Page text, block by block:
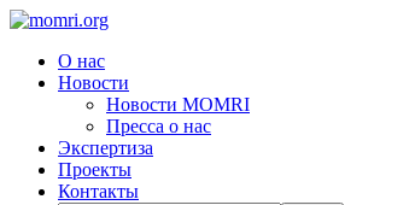
О нас
Новости
Новости MOMRI
Пресса о нас
Экспертиза
Проекты
Контакты